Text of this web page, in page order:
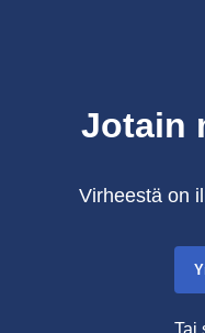
Jotain
Virheestä on
Tai